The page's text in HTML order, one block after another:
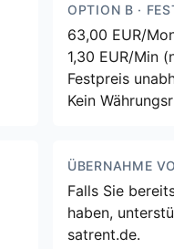
OPTION B ·
63,00 EUR/
1,30 EUR/Min
Festpreis
Kein
ÜBERNAHME
Falls Sie
haben,
satrent.de.